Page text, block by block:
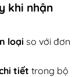
khi nhận
loại so với đơn
tiết trong bộ